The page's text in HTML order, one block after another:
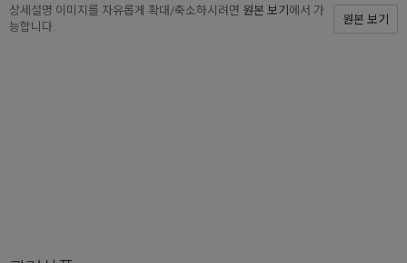
상세설명 이미지를 자유롭게 확대/축소하시려면 원본 보기 에서 가
능합니다.
원본 보기